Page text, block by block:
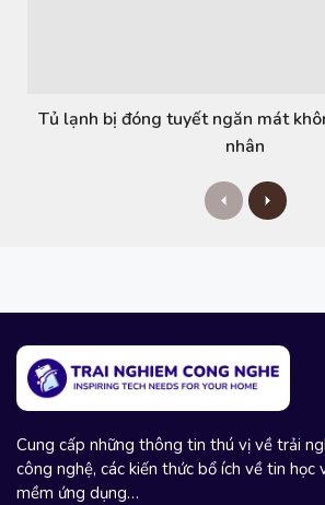
Tủ lạnh bị đóng tuyết ngăn mát
nhân
P
r
u
N
e
Cung cấp những thông tin thú vị về trải
công nghệ, các kiến thức bổ ích về tin học
mềm ứng dụng…